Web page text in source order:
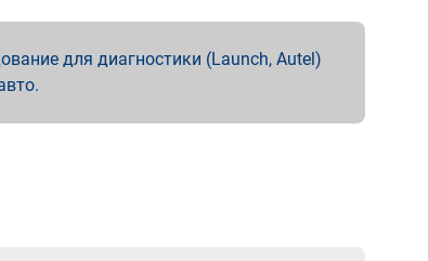
для диагностики (Launch, Autel)